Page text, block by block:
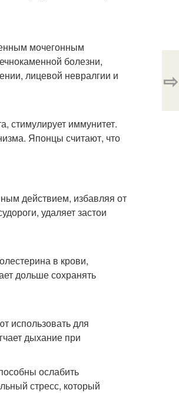
мочегонным
болезни,
лицевой невралгии и
стимулирует иммунитет.
Японцы считают, что
действием, избавляя от
удаляет застои
в крови,
дольше сохранять
использовать для
дыхание при
ослабить
стресс, который
⇨